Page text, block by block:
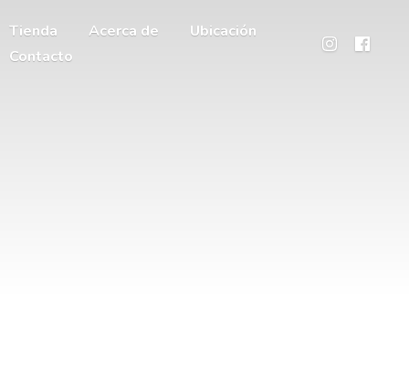
Tienda Acerca de
Ubicación
Contacto